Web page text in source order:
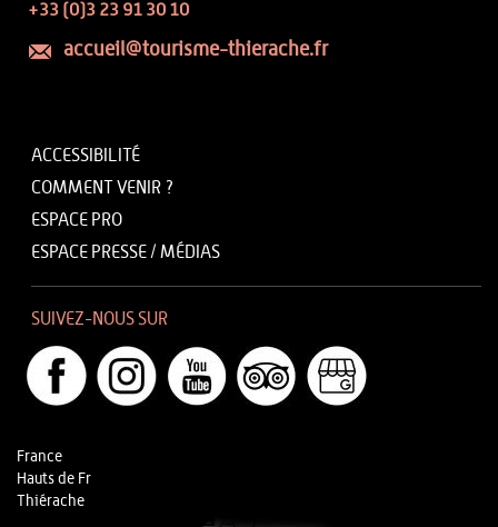
+33 (0)3 23 91 30 10
accueil@tourisme-thierache.fr
ACCESSIBILITÉ
COMMENT VENIR ?
ESPACE PRO
ESPACE PRESSE / MÉDIAS
SUIVEZ-NOUS SUR
France
Hauts de Fr
Thiérache